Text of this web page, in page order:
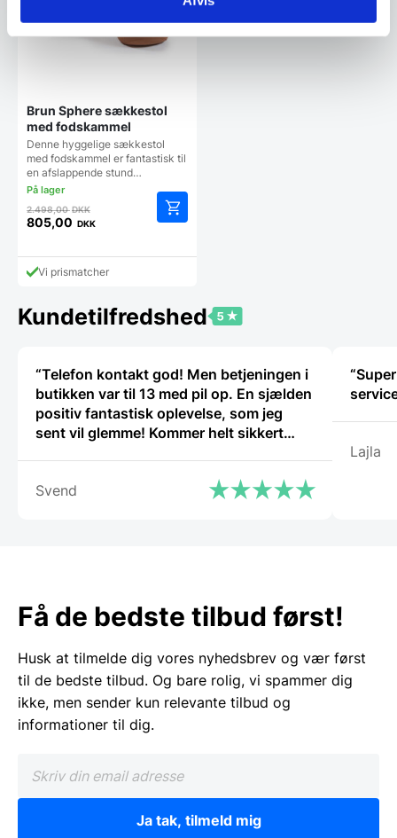
Brun Sphere sækkestol
med fodskammel
Denne hyggelige sækkestol
med fodskammel er fantastisk til
en afslappende stund…
2.498,00DKKDen
oprindelige
var:
2.498,00 DKK.
805,00 DKK
aktuelle
prisVi prismatcher
Kundetilfredshed
“Telefon kontakt god! Men betjeningen i
butikken var til 13 med pil op. En sjælden
positiv fantastisk oplevelse, som jeg
sent vil glemme! Kommer helt sikkert
Svend
Lajla
Få de bedste tilbud først!
Husk at tilmelde dig vores nyhedsbrev og vær først
til de bedste tilbud. Og bare rolig, vi spammer dig
ikke, men sender kun relevante tilbud og
informationer til dig.
Ja tak, tilmeld mig